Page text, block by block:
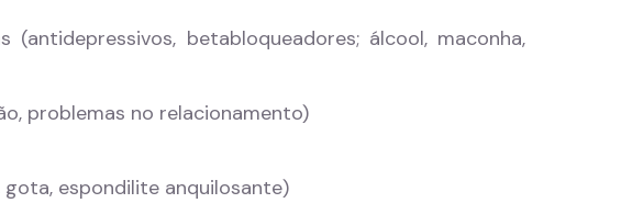
betabloqueadores; álcool, maconha,
problemas no relacionamento)
espondilite anquilosante)